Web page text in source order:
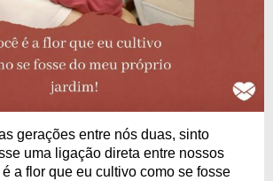
gerações entre nós duas, sinto
uma ligação direta entre nossos
a flor que eu cultivo como se fosse